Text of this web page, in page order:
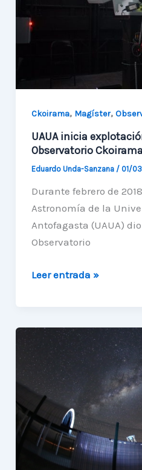
astronómico
regional
Ckoirama, Magíster,
UAUA inicia
Observatorio Ckoirama
Eduardo Unda-Sanzana / 01/
Durante febrero de
Astronomía de la
Antofagasta (UAUA)
Observatorio
UAUA
científica
del
Observatorio
Ckoirama
Leer entrada »